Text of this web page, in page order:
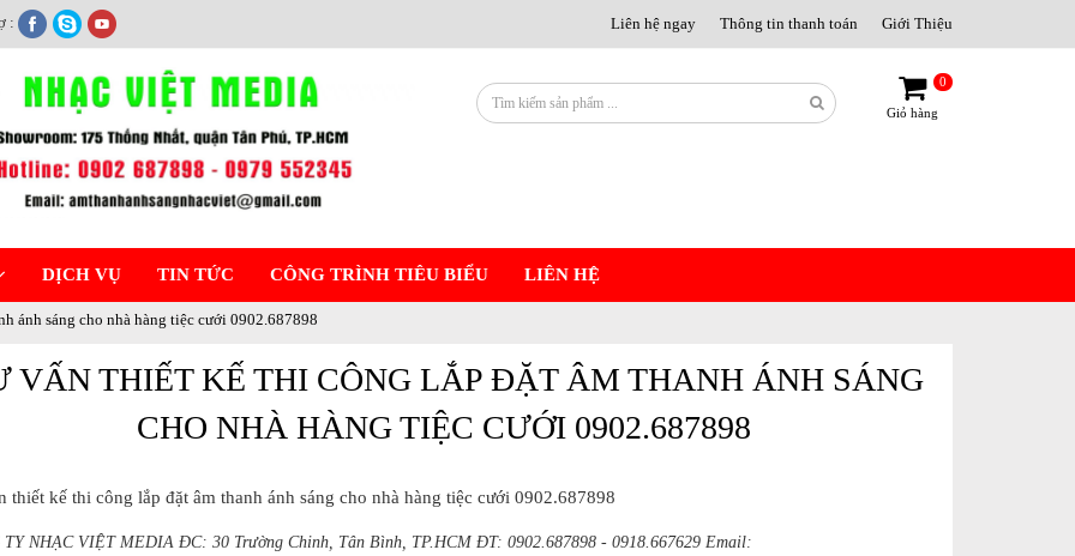
: Liên hệ ngay Thông tin thanh toán Giới Thiệu
Giỏ hàng
0
DỊCH VỤ TIN TỨC CÔNG TRÌNH TIÊU BIỂU LIÊN HỆ
ánh sáng cho nhà hàng tiệc cưới 0902.687898
VẤN THIẾT KẾ THI CÔNG LẮP ĐẶT ÂM THANH ÁNH SÁNG
CHO NHÀ HÀNG TIỆC CƯỚI 0902.687898
thiết kế thi công lắp đặt âm thanh ánh sáng cho nhà hàng tiệc cưới 0902.687898
TY NHẠC VIỆT MEDIA ĐC: 30 Trường Chinh, Tân Bình, TP.HCM ĐT: 0902.687898 - 0918.667629 Email: